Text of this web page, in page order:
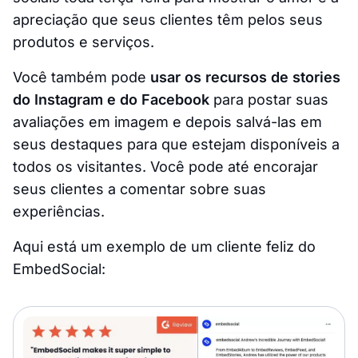
apreciação que seus clientes têm pelos seus
produtos e serviços.
Você também pode usar os recursos de stories
do Instagram e do Facebook para postar suas
avaliações em imagem e depois salvá-las em
seus destaques para que estejam disponíveis a
todos os visitantes. Você pode até encorajar
seus clientes a comentar sobre suas
experiências.
Aqui está um exemplo de um cliente feliz do
EmbedSocial: